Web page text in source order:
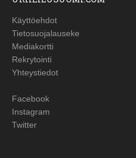
Käyttöehdot
Tietosuojalauseke
Mediakortti
Rekrytointi
Yhteystiedot
Facebook
Instagram
Twitter